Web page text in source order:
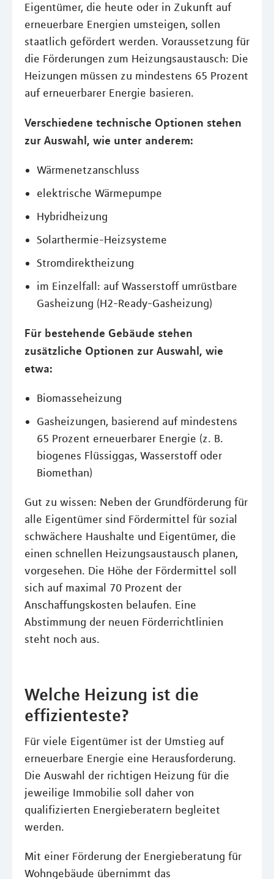
Eigentümer, die heute oder in Zukunft auf
erneuerbare Energien umsteigen, sollen
staatlich gefördert werden. Voraussetzung für
die Förderungen zum Heizungsaustausch: Die
Heizungen müssen zu mindestens 65 Prozent
auf erneuerbarer Energie basieren.
Verschiedene technische Optionen stehen
zur Auswahl, wie unter anderem:
Wärmenetzanschluss
elektrische Wärmepumpe
Hybridheizung
Solarthermie-Heizsysteme
Stromdirektheizung
im Einzelfall: auf Wasserstoff umrüstbare
Gasheizung (H2-Ready-Gasheizung)
Für bestehende Gebäude stehen
zusätzliche Optionen zur Auswahl, wie
etwa:
Biomasseheizung
Gasheizungen, basierend auf mindestens
65 Prozent erneuerbarer Energie (z. B.
biogenes Flüssiggas, Wasserstoff oder
Biomethan)
Gut zu wissen: Neben der Grundförderung für
alle Eigentümer sind Fördermittel für sozial
schwächere Haushalte und Eigentümer, die
einen schnellen Heizungsaustausch planen,
vorgesehen. Die Höhe der Fördermittel soll
sich auf maximal 70 Prozent der
Anschaffungskosten belaufen. Eine
Abstimmung der neuen Förderrichtlinien
steht noch aus.
Welche Heizung ist die
effizienteste?
Für viele Eigentümer ist der Umstieg auf
erneuerbare Energie eine Herausforderung.
Die Auswahl der richtigen Heizung für die
jeweilige Immobilie soll daher von
qualifizierten Energieberatern begleitet
werden.
Mit einer Förderung der Energieberatung für
Wohngebäude übernimmt das